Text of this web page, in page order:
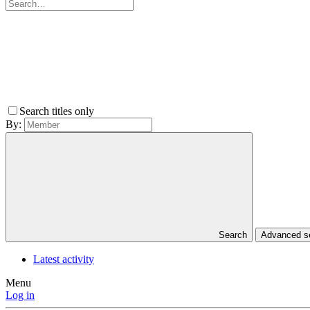
Search titles only
By:
Search Advanced
Latest activity
Menu
Log in